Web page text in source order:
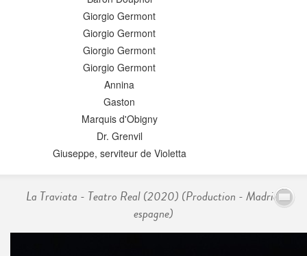
Giorgio Germont
Giorgio Germont
Giorgio Germont
Giorgio Germont
Annina
Gaston
Marquis d'Obigny
Dr. Grenvil
Giuseppe, serviteur de Violetta
La Traviata - Teatro Real (2020) (Production - Madrid,
espagne)